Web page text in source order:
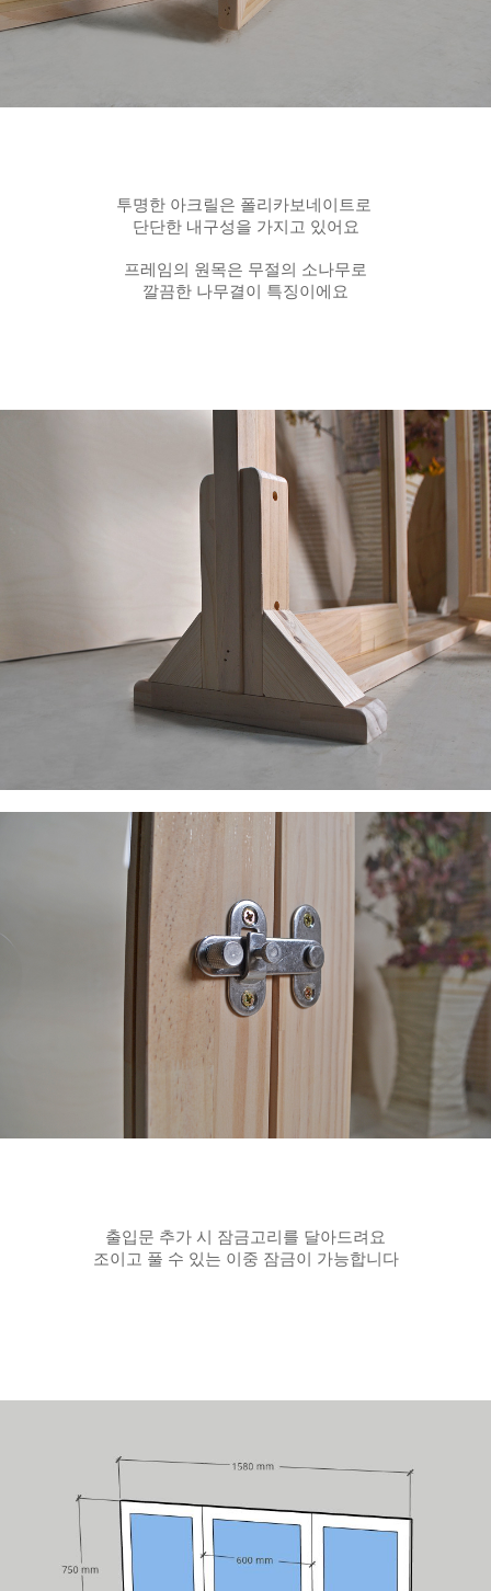
투명한 아크릴은 폴리카보네이트로
단단한 내구성을 가지고 있어요
프레임의 원목은 무절의 소나무로
깔끔한 나무결이 특징이에요
출입문 추가 시 잠금고리를 달아드려요
조이고 풀 수 있는 이중 잠금이 가능합니다